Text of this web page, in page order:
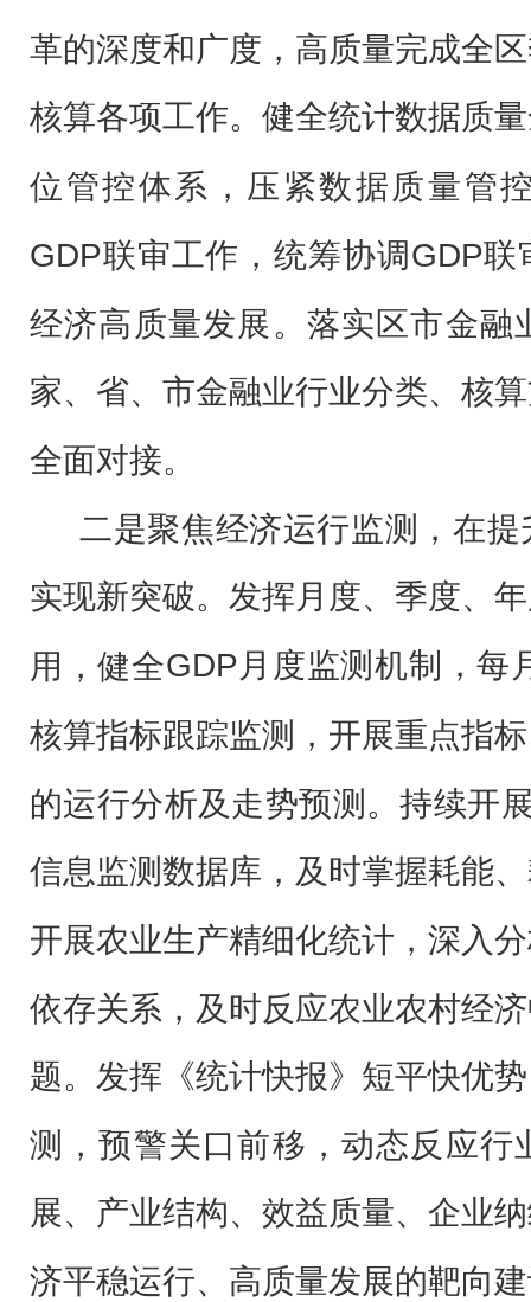
革的深度和广度，高质量完成全
核算各项工作。 健全统计数据质
位管控体系，压紧数据质量管
GDP联审工作，统筹协调GDP
经济高质量发展。落实区市金融
家、省、市金融业行业分类、核
全面对接。
二是聚焦经济运行监测，在
实现新突破。 发挥月度、季度、
用，健全GDP月度监测机制，每
核算指标跟踪监测，开展重点指
的运行分析及走势预测。持续开
信息监测数据库，及时掌握耗能
开展农业生产精细化统计，深入
依存关系，及时反应农业农村经
题。发挥《统计快报》短平快优
测，预警关口前移，动态反应行
展、产业结构、效益质量、企业
济平稳运行、高质量发展的靶向